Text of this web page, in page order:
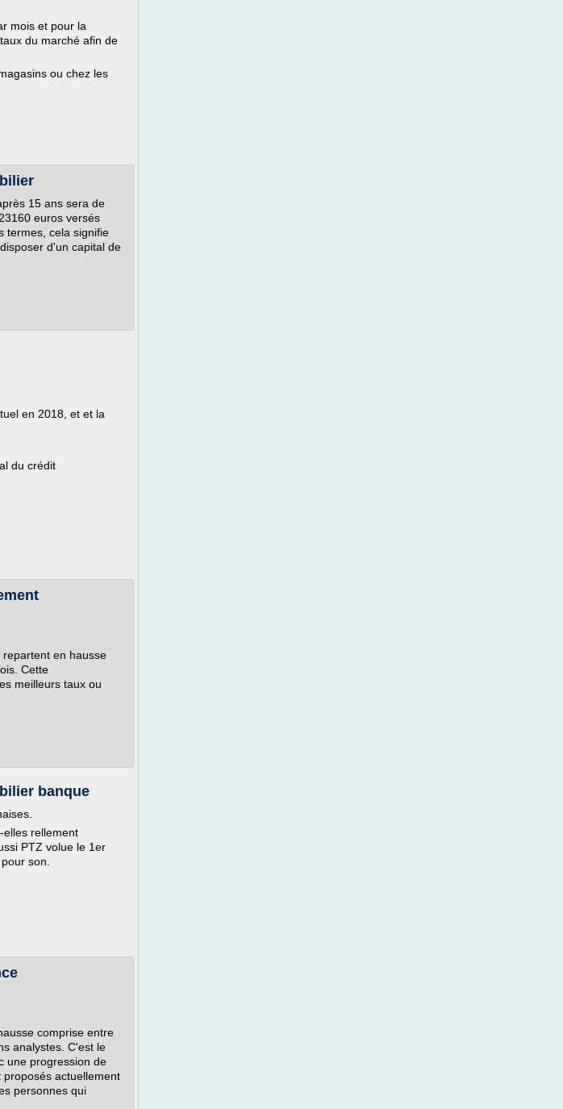
mois et pour la
du marché afin de
ou chez les
15 ans sera de
euros versés
termes, cela signifie
d'un capital de
en 2018, et et la
du crédit
en hausse
Cette
meilleurs taux ou
banque
elles rellement
PTZ volue le 1er
son.
comprise entre
analystes. C'est le
une progression de
actuellement
personnes qui